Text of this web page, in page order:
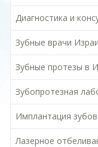
Диагностика и
Зубные врачи
Зубные протезы в
Зубопротезная
Имплантация
Лазерное